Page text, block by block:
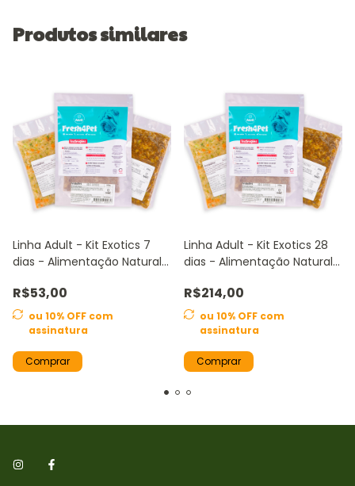
Produtos similares
Linha Adult - Kit Exotics 7
dias - Alimentação Natural
R$53,00
ou 10% OFF com
assinatura
Comprar
Linha Adult - Kit Exotics 28
dias - Alimentação Natural
R$214,00
ou 10% OFF com
assinatura
Comprar